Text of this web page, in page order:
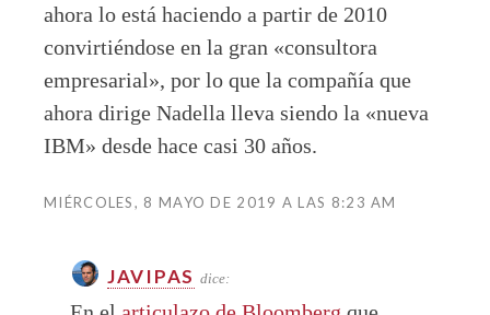
ahora lo está haciendo a partir de 2010
convirtiéndose en la gran «consultora
empresarial», por lo que la compañía que
ahora dirige Nadella lleva siendo la «nueva
IBM» desde hace casi 30 años.
MIÉRCOLES, 8 MAYO DE 2019 A LAS 8:23 AM
JAVIPAS dice: